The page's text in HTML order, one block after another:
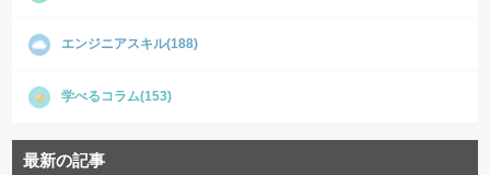
エンジニアスキル(188)
学べるコラム(153)
最新の記事